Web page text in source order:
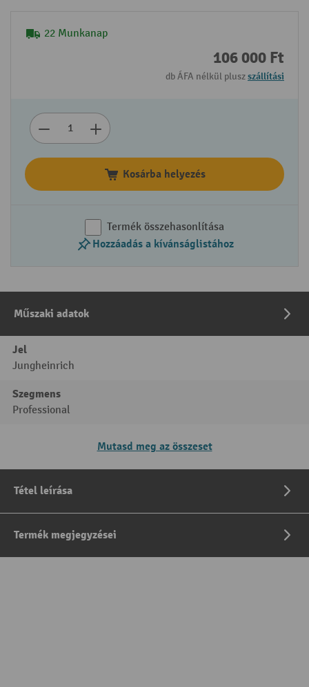
22 Munkanap
106 000 Ft
db ÁFA nélkül pluszszállítási
Kosárba helyezés
Termék összehasonlítása
Hozzáadás a kívánságlistához
Műszaki adatok
Jel
Jungheinrich
Szegmens
Professional
Mutasd meg az összeset
Tétel leírása
Termék megjegyzései